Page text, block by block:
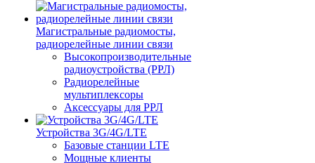
Магистральные радиомосты,
радиорелейные линии связи
Высокопроизводительные
радиоустройства (РРЛ)
Радиорелейные
мультиплексоры
Аксессуары для РРЛ
Устройства 3G/4G/LTE
Базовые станции LTE
Мощные клиенты